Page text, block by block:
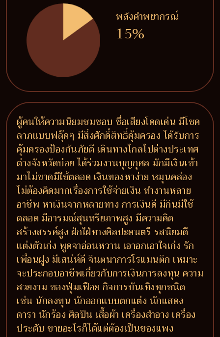
พลังคำพยากรณ์
15%
ผู้คนให้ความนิยมชมชอบ ชื่อเสียงโดดเด่น มีโชค
ลาภแบบฟลุ๊คๆ มีสิ่งศักดิ์สิทธิ์คุ้มครอง ได้รับการ
คุ้มครองป้องกันภัยดี เดินทางไกลไปต่างประเทศ
ต่างจังหวัดบ่อย ได้ร่วมงานบุญกุศล มักมีเงินเข้า
มาไม่ขาดมีใช้ตลอด เงินทองหาง่าย หมุนคล่อง
ไม่ต้องคิดมากเรื่องการใช้จ่ายเงิน ทำงานหลาย
อาชีพ หาเงินจากหลายทาง การเงินดี มีกินมีใช้
ตลอด มีอารมณ์สุนทรียภาพสูง มีความคิด
สร้างสรรค์สูง ฝักใฝ่ทางศิลปะดนตรี รสนิยมดี
แต่งตัวเก่ง พูดจาอ่อนหวาน เอาอกเอาใจเก่ง รัก
เพื่อนฝูง มีเสน่ห์ดี จินตนาการโรแมนติก เหมาะ
จะประกอบอาชีพเกี่ยวกับการเงินการลงทุน ความ
สวยงาม ของฟุ่มเฟือย กิจการบันเทิงทุกชนิด
เช่น นักลงทุน นักออกแบบตกแต่ง นักแสดง
ดารา นักร้อง ศิลปิน เสื้อผ้า เครื่องสำอาง เครื่อง
ประดับ ขายอะไรก็ได้แต่ต้องเป็นของแพง